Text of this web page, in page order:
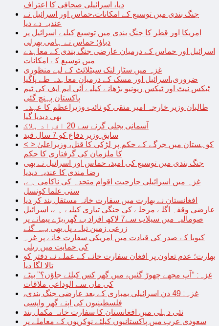
دیا، اسرائیلی صحافی کا اعتراف
جنگ بندی میں توسیع کے امکانات،حماس اور اسرائیل نے
عندیہ دے دیا
امریکا اور قطر کا جنگ بندی میں توسیع کیلیے اسرائیل پر
دباؤ؛ حماس نے ہامی بھرلی
اسرائیل اور حماس کے درمیان عارضی جنگ بندی کے معاہدے
میں توسیع کے امکانات
غزہ میں سٹار لنک سیٹلائٹ کے لیے منظوری
ضروری،اسرائیل اور مسک کے درمیان معاہدہ طے پاگیا
ٹیکس نیٹ اور ٹیکس ریونیو بڑھانے کیلیے آئی ایم ایف کی ٹیم
پاکستان پہنچ گئی
طالبان وزیر خارجہ امیر متقی کو نائب وزیراعظم کا عہدہ
بھی دیدیا گیا
آسمانی بجلی گرنے سے 20 افراد ہلاک
سابق وزیر دفاع کو 7 سال قید
< > کوہستان میں جرگے کے حکم پر لڑکی کا قتل، وزیراعلیٰ
کا ملزمان کی گرفتاری کا حکم
جنگ بندی میں توسیع کی امید، حماس اور اسرائیل نے بھی
رضا مندی کا عندیہ دیدیا
غزہ میں اسرائیلی جارحیت اقوام متحدہ کی ناکامی ہے,
سنی علما کونسل
افغانستان نے بھارت میں سفارت خانہ مستقل بند کر دیا
عارضی وقفہ اگلے مرحلے کی جنگی تیاری کیلیے ہے، اسرائیل
صومالیہ میں سیلاب سے7 لاکھ افراد بے گھر،بڑے پیمانے پر
زرعی زمین تباہ، پل بھی بہہ گئے
کیوبا کے صدر کی قیادت میں امریکی سفارت خانے پر غزہ
کی حمایت میں ریلی
بھارت؛ عدم تعاون پر افغان سفارت خانے کے عملے نے دفتر کو
تالا لگا دیا
غزہ: “آپ مجھے چھوڑ گئیں، میں گھر کس کیلئے جاؤں؟” بیٹے
کی ماں سے الوداعی ملاقات
غزہ: 49 دن اسرائیلی بمباری کے بعد عارضی جنگ بندی،
فلسطینیوں کی اپنے گھر واپسی
نئی دہلی میں افغانستان کا سفارت خانہ مکمل بند
سعودی عرب میں پاکستانیوں کیلئے نوکریوں کے معاملے پر